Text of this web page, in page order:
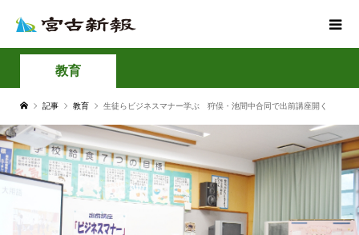
教育
記事 教育 生徒らビジネスマナー学ぶ 狩俣・池間中合同で出前講座開く